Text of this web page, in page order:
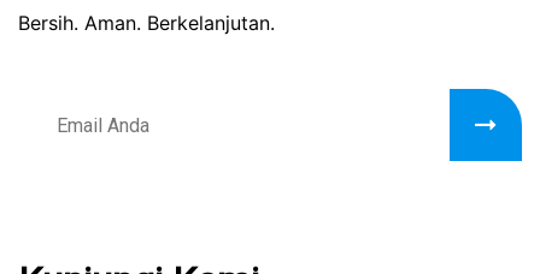
Bersih. Aman. Berkelanjutan.